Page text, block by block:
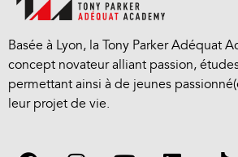
Basée à Lyon, la Tony Parker Adéquat
concept novateur alliant passion,
permettant ainsi à de jeunes
leur projet de vie.